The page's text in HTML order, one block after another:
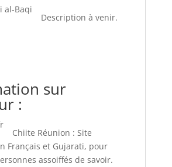
Description à venir.
sur
:
Chiite Réunion : Site
Français et Gujarati, pour
assoiffés de savoir.